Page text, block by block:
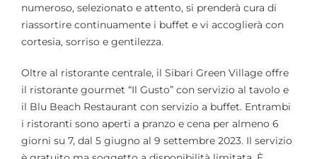
numeroso, selezionato e attento, si prenderà cura di
riassortire continuamente i buffet e vi accoglierà con
cortesia, sorriso e gentilezza.
Oltre al ristorante centrale, il Sibari Green Village offre
il ristorante gourmet “Il Gusto” con servizio al tavolo e
il Blu Beach Restaurant con servizio a buffet. Entrambi
i ristoranti sono aperti a pranzo e cena per almeno 6
giorni su 7, dal 5 giugno al 9 settembre 2023. Il servizio